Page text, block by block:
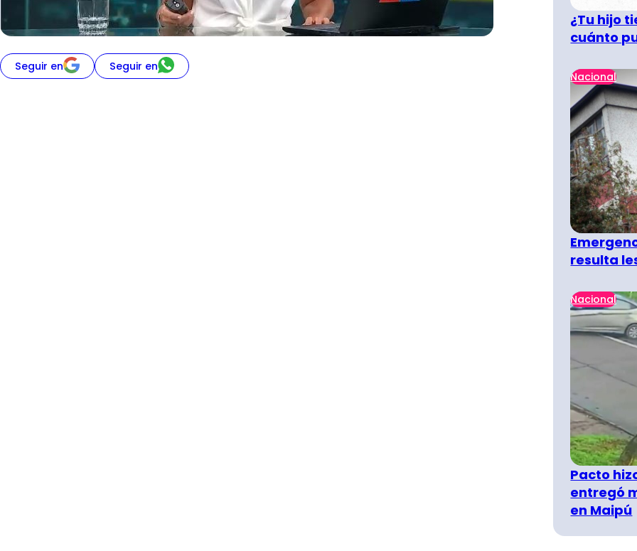
Seguir en Seguir en
¿Tu hijo
cuánto
Nacional
resulta
Nacional
Pacto
entregó
en Maipú